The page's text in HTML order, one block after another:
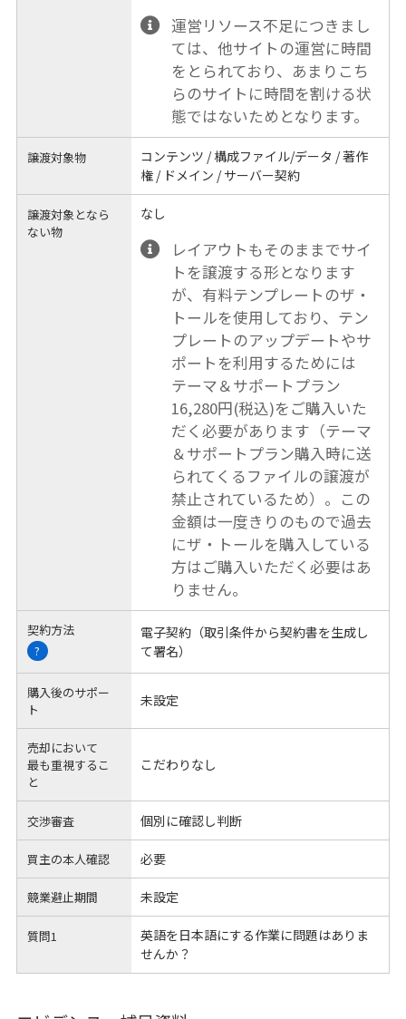
運営リソース不足につきまし
ては、他サイトの運営に時間
をとられており、あまりこち
らのサイトに時間を割ける状
態ではないためとなります。
譲渡対象物
コンテンツ / 構成ファイル/データ / 著作
権 / ドメイン / サーバー契約
譲渡対象となら
ない物
なし
レイアウトもそのままでサイ
トを譲渡する形となります
が、有料テンプレートのザ・
トールを使用しており、テン
プレートのアップデートやサ
ポートを利用するためには
テーマ＆サポートプラン
16,280円(税込)をご購入いた
だく必要があります（テーマ
＆サポートプラン購入時に送
られてくるファイルの譲渡が
禁止されているため）。この
金額は一度きりのもので過去
にザ・トールを購入している
方はご購入いただく必要はあ
りません。
契約方法
?
電子契約（取引条件から契約書を生成し
て署名）
購入後のサポー
ト
未設定
売却において
最も重視するこ
と
こだわりなし
交渉審査 個別に確認し判断
買主の本人確認 必要
競業避止期間 未設定
質問1
英語を日本語にする作業に問題はありま
せんか？